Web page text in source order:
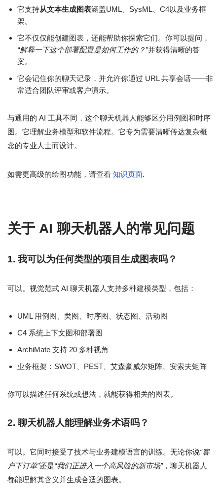
它支持从文本生成图表涵盖UML、SysML、C4以及业务框
架。
它不仅仅能创建图表，还能帮助你探索它们。你可以提问，
“解释一下这个部署配置是如何工作的？”并获得清晰的答
案。
它会记住你的聊天记录，并允许你通过 URL 共享会话——非
常适合团队评审或客户演示。
与通用的 AI 工具不同，这个聊天机器人能够区分用例图和时序
图。它理解业务模型和软件流程。它专为需要清晰传达复杂概
念的专业人士而设计。
如需更高级的绘图功能，请查看 知识页面.
关于 AI 聊天机器人的常见问题
1. 我可以为任何类型的项目生成图表吗？
可以。视觉范式 AI 聊天机器人支持多种建模类型，包括：
UML 用例图、类图、时序图、状态图、活动图
C4 系统上下文图和部署图
ArchiMate 支持 20 多种视角
业务框架：SWOT、PEST、艾森豪威尔矩阵、安索夫矩阵
你可以描述任何系统或想法，就能获得相关的图表。
2. 聊天机器人能理解业务术语吗？
可以。它同时接受了技术与业务建模语言的训练。无论你说“客
户下订单”还是“我们正进入一个高风险的新市场”，聊天机器人
都能理解其含义并生成合适的图表。